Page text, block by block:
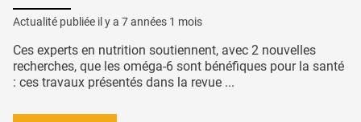
Actualité publiée il y a 7 années 1 mois
Ces experts en nutrition soutiennent, avec 2 nouvelles
recherches, que les oméga-6 sont bénéfiques pour la santé
: ces travaux présentés dans la revue ...